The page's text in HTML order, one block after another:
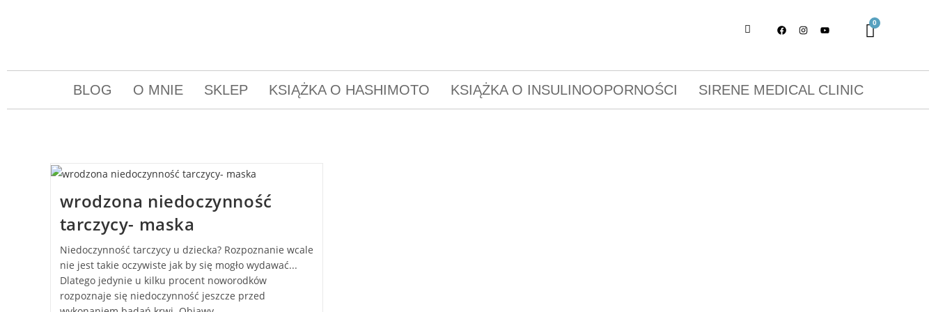
BLOG O MNIE SKLEP KSIĄŻKA O HASHIMOTO KSIĄŻKA O INSULINOOPORNOŚCI SIRENE MEDICAL CLINIC
wrodzona niedoczynność
tarczycy- maska
Niedoczynność tarczycy u dziecka? Rozpoznanie wcale
nie jest takie oczywiste jak by się mogło wydawać...
Dlatego jedynie u kilku procent noworodków
rozpoznaje się niedoczynność jeszcze przed